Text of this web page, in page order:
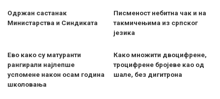
Одржан састанак
Министарства и Синдиката
Писменост небитна чак и на
такмичењима из српског
језика
Ево како су матуранти
рангирали најлепше
успомене након осам година
школовања
Како множити двоцифрене,
троцифрене бројеве као од
шале, без дигитрона